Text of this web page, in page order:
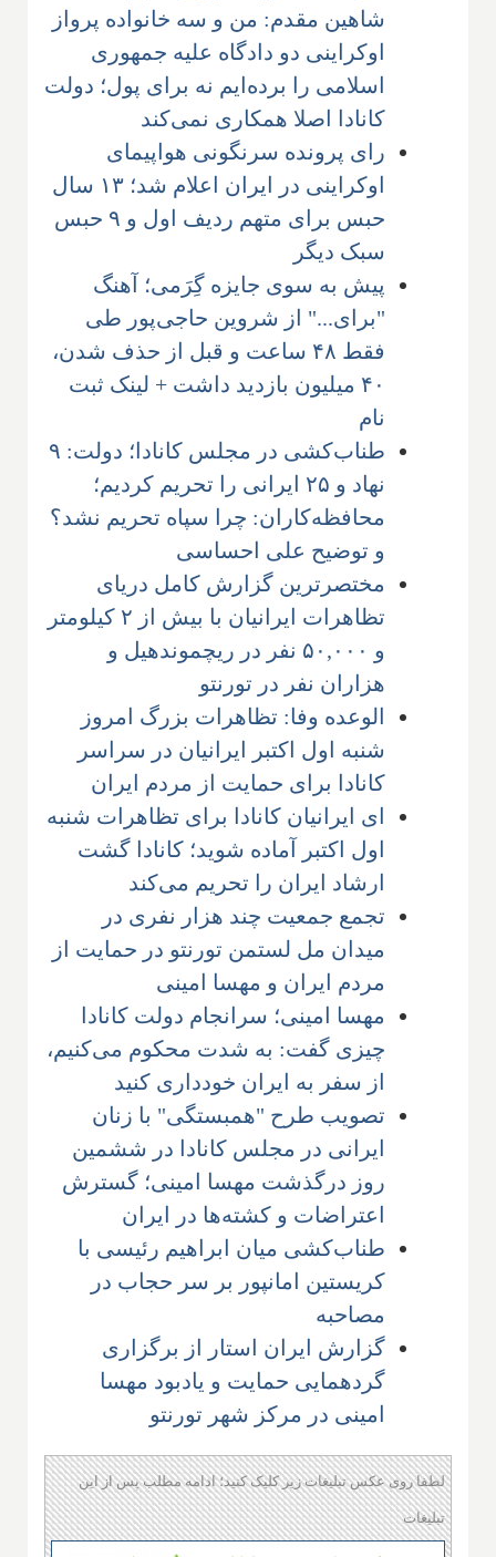
شاهین مقدم: من و سه خانواده پرواز
اوکراینی دو دادگاه علیه جمهوری
اسلامی را برده‌ایم نه برای پول؛ دولت
کانادا اصلا همکاری نمی‌کند
رای پرونده سرنگونی هواپیمای
اوکراینی در ایران اعلام شد؛ ۱۳ سال
حبس برای متهم ردیف اول و ۹ حبس
سبک دیگر
پیش به سوی جایزه گِرَمی؛ آهنگ
"برای..." از شروین حاجی‌پور طی
فقط ۴۸ ساعت و قبل از حذف شدن،
۴۰ میلیون بازدید داشت + لینک ثبت
نام
طناب‌کشی در مجلس کانادا؛ دولت: ۹
نهاد و ۲۵ ایرانی را تحریم کردیم؛
محافظه‌کاران: چرا سپاه تحریم نشد؟
و توضیح علی احساسی
مختصرترین گزارش کامل دریای
تظاهرات ایرانیان با بیش از ۲ کیلومتر
و ۵۰,۰۰۰ نفر در ریچموندهیل و
هزاران نفر در تورنتو
الوعده وفا: تظاهرات بزرگ امروز
شنبه اول اکتبر ایرانیان در سراسر
کانادا برای حمایت از مردم ایران
ای ایرانیان کانادا برای تظاهرات شنبه
اول اکتبر آماده شوید؛ کانادا گشت
ارشاد ایران را تحریم می‌کند
تجمع جمعیت چند هزار نفری در
میدان مل لستمن تورنتو در حمایت از
مردم ایران و مهسا امینی
مهسا امینی؛ سرانجام دولت کانادا
چیزی گفت: به شدت محکوم می‌کنیم،
از سفر به ایران خودداری کنید
تصویب طرح "همبستگی" با زنان
ایرانی در مجلس کانادا در ششمین
روز درگذشت مهسا امینی؛ گسترش
اعتراضات و کشته‌ها در ایران
طناب‌کشی میان ابراهیم رئیسی با
کریستین امانپور بر سر حجاب در
مصاحبه
گزارش ایران استار از برگزاری
گردهمایی حمایت و یادبود مهسا
امینی در مرکز شهر تورنتو
لطفا روی عکس تبلیغات زیر کلیک کنید؛ ادامه مطلب پس از این
تبلیغات